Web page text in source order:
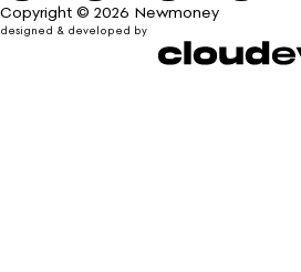
Copyright © 2026 Newmoney
designed & developed by